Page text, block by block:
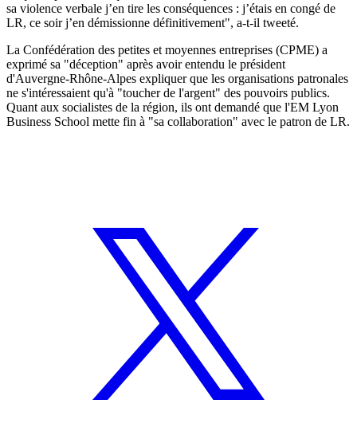
sa violence verbale j’en tire les conséquences : j’étais en congé de
LR, ce soir j’en démissionne définitivement", a-t-il tweeté.
La Confédération des petites et moyennes entreprises (CPME) a
exprimé sa "déception" après avoir entendu le président
d'Auvergne-Rhône-Alpes expliquer que les organisations patronales
ne s'intéressaient qu'à "toucher de l'argent" des pouvoirs publics.
Quant aux socialistes de la région, ils ont demandé que l'EM Lyon
Business School mette fin à "sa collaboration" avec le patron de LR.